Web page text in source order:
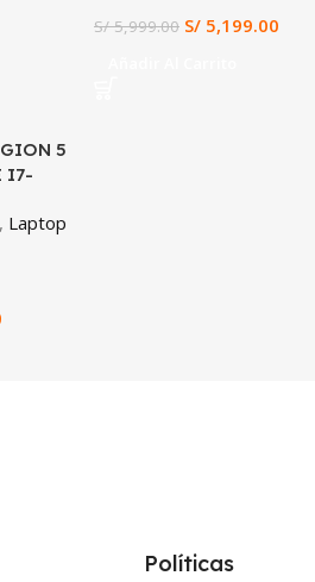
S/5,999.00 S/ 5,199.00
5
I7-
, Laptop
Políticas